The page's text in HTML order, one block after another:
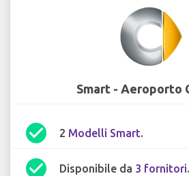
Smart - Aeroporto
check_circle 2 Modelli Smart.
check_circle Disponibile da 3 fornitori.